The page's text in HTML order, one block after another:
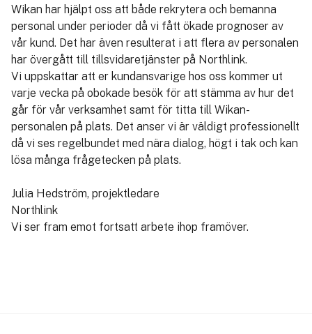
Wikan har hjälpt oss att både rekrytera och bemanna
personal under perioder då vi fått ökade prognoser av
vår kund. Det har även resulterat i att flera av personalen
har övergått till tillsvidaretjänster på Northlink.
Vi uppskattar att er kundansvarige hos oss kommer ut
varje vecka på obokade besök för att stämma av hur det
går för vår verksamhet samt för titta till Wikan-
personalen på plats. Det anser vi är väldigt professionellt
då vi ses regelbundet med nära dialog, högt i tak och kan
lösa många frågetecken på plats.
Julia Hedström, projektledare
Northlink
Vi ser fram emot fortsatt arbete ihop framöver.